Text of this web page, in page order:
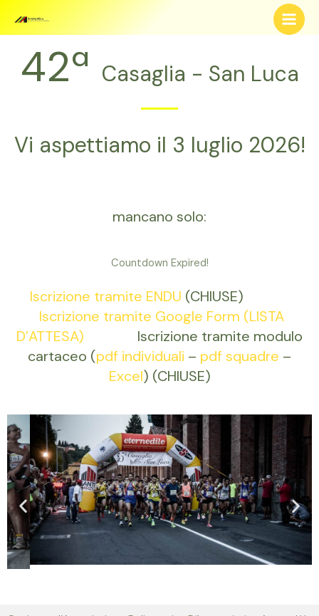
42ª Casaglia - San Luca
Vi aspettiamo il 3 luglio 2026!
mancano solo:
Countdown Expired!
Iscrizione tramite ENDU (CHIUSE)
Iscrizione tramite Google Form (LISTA
D’ATTESA) Iscrizione tramite modulo
cartaceo (pdf individuali – pdf squadre –
Excel) (CHIUSE)